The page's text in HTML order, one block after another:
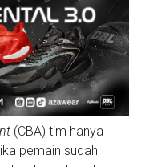
(CBA) tim hanya
pemain sudah